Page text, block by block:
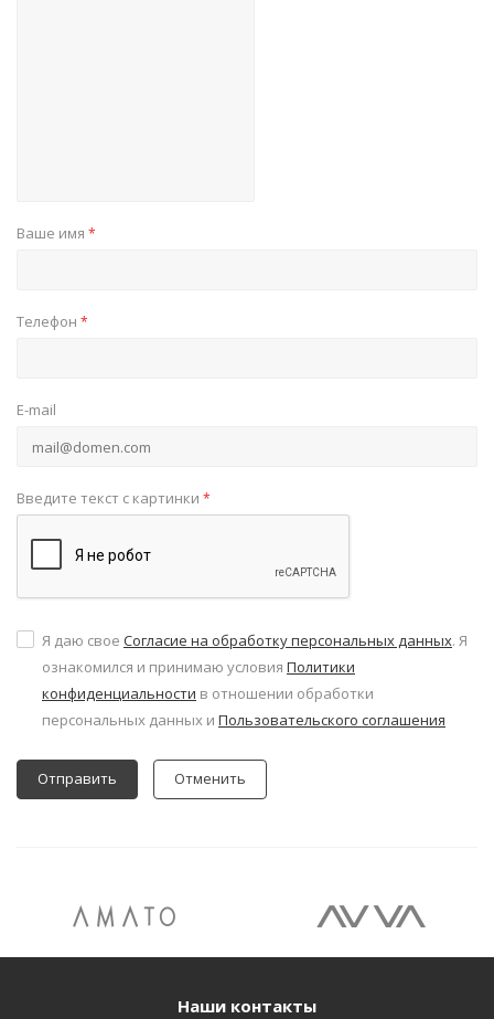
Ваше имя *
Телефон *
E-mail
Введите текст с картинки *
Я даю свое Согласие на обработку персональных данных. Я
ознакомился и принимаю условия Политики
конфиденциальности в отношении обработки
персональных данных и Пользовательского соглашения
Отменить
Наши контакты